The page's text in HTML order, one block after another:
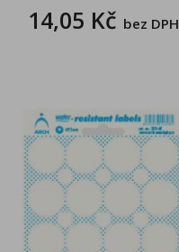
14,05 Kč bez DPH